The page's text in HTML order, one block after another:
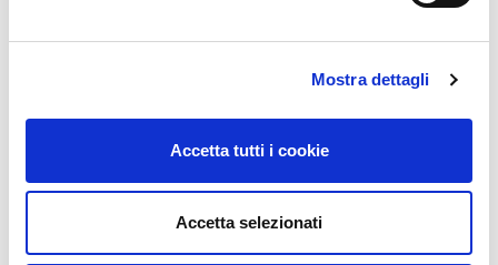
Mostra dettagli
Accetta tutti i cookie
Accetta selezionati